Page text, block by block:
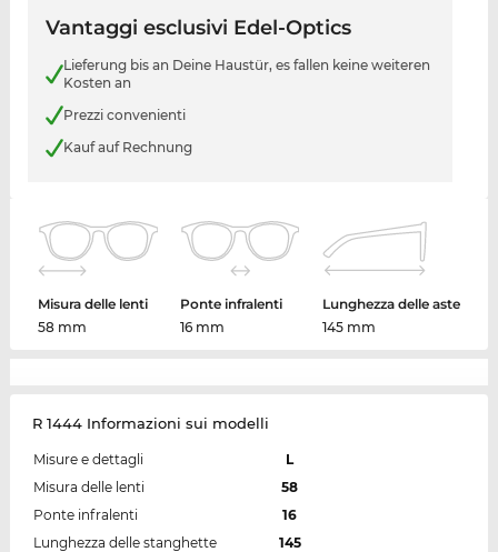
Vantaggi esclusivi Edel-Optics
Lieferung bis an Deine Haustür, es fallen keine weiteren
Kosten an
Prezzi convenienti
Kauf auf Rechnung
Misura delle lenti
58 mm
Ponte infralenti
16 mm
Lunghezza delle aste
145 mm
R 1444 Informazioni sui modelli
Misure e dettagli
L
Misura delle lenti
58
Ponte infralenti
16
Lunghezza delle stanghette
145